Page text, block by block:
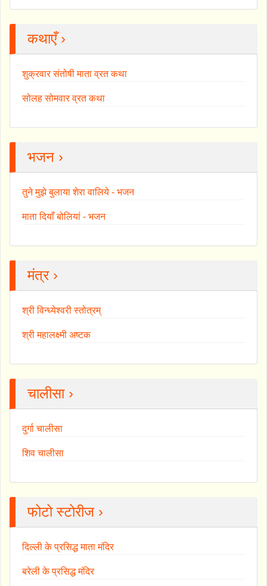
कथाएँ ›
शुक्रवार संतोषी माता व्रत कथा
सोलह सोमवार व्रत कथा
भजन ›
तुने मुझे बुलाया शेरा वालिये - भजन
माता दियाँ बोलियां - भजन
मंत्र ›
श्री विन्ध्येश्वरी स्तोत्रम्
श्री महालक्ष्मी अष्टक
चालीसा ›
दुर्गा चालीसा
शिव चालीसा
फोटो स्टोरीज ›
दिल्ली के प्रसिद्ध माता मंदिर
बरेली के प्रसिद्ध मंदिर